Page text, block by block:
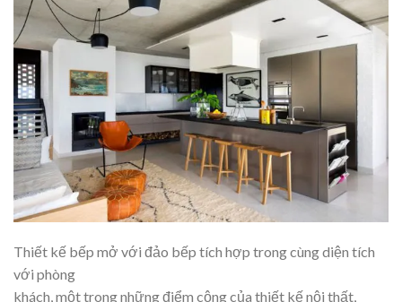
Thiết kế bếp mở với đảo bếp tích hợp trong cùng diện tích
với phòng
khách, một trong những điểm cộng của thiết kế nội thất,